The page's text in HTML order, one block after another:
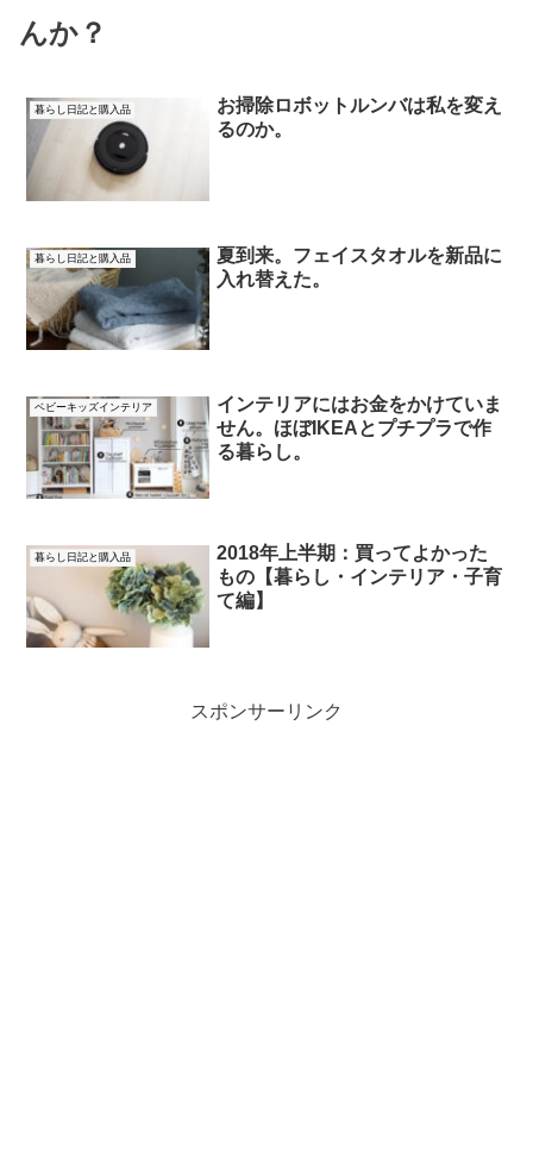
んか？
暮らし日記と購入品
お掃除ロボットルンバは私を変え
るのか。
暮らし日記と購入品
夏到来。フェイスタオルを新品に
入れ替えた。
ベビーキッズインテリア
インテリアにはお金をかけていま
せん。ほぼIKEAとプチプラで作
る暮らし。
暮らし日記と購入品
2018年上半期：買ってよかった
もの【暮らし・インテリア・子育
て編】
スポンサーリンク